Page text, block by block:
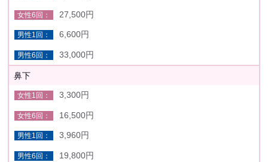
27,500円
6,600円
33,000円
鼻下
3,300円
16,500円
3,960円
19,800円